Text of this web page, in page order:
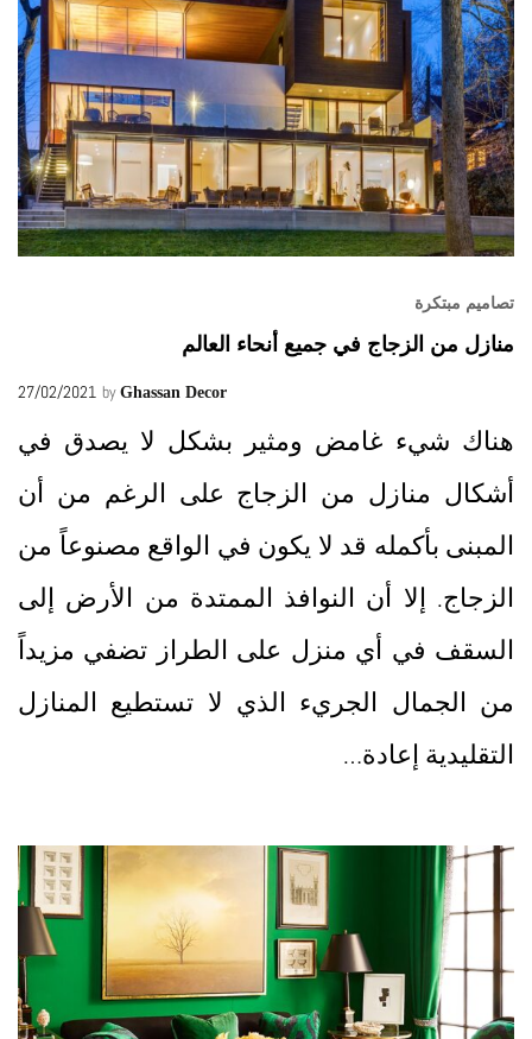
تصاميم مبتكرة
منازل من الزجاج في جميع أنحاء العالم
27/02/2021 by Ghassan Decor
هناك شيء غامض ومثير بشكل لا يصدق في
أشكال منازل من الزجاج على الرغم من أن
المبنى بأكمله قد لا يكون في الواقع مصنوعاً من
الزجاج. إلا أن النوافذ الممتدة من الأرض إلى
السقف في أي منزل على الطراز تضفي مزيداً
من الجمال الجريء الذي لا تستطيع المنازل
التقليدية إعادة…